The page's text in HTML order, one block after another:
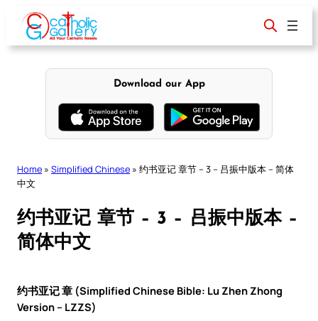
content
Download our App
Home » Simplified Chinese » 约书亚记 章节 – 3 – 吕振中版本 – 简体
中文
约书亚记 章节 – 3 – 吕振中版本 –
简体中文
约书亚记 章 (Simplified Chinese Bible: Lu Zhen Zhong
Version – LZZS)